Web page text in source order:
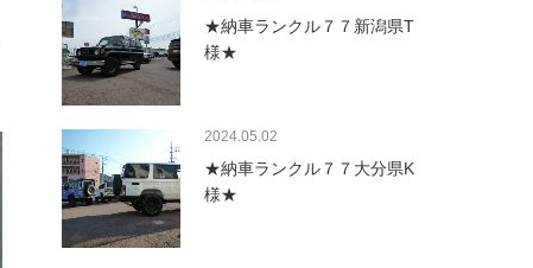
★納車ランクル７７新潟県T
様★
2024.05.02
★納車ランクル７７大分県K
様★